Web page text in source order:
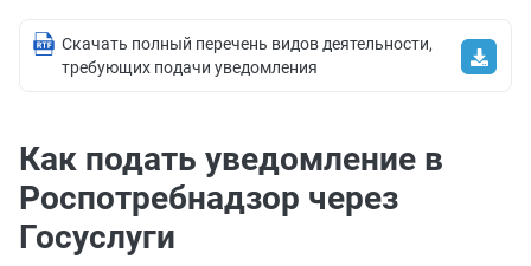
Скачать полный перечень видов деятельности,
требующих подачи уведомления
Как подать уведомление в
Роспотребнадзор через
Госуслуги